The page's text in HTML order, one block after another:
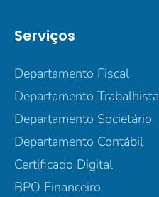
Serviços
Departamento Fiscal
Departamento Trabalhista
Departamento Societário
Departamento Contábil
Certificado Digital
BPO Financeiro